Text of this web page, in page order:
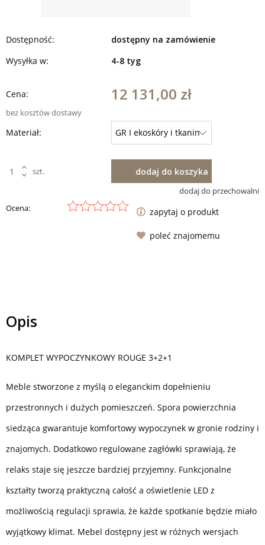
Dostępność:
dostępny na zamówienie
Wysyłka w:
4-8 tyg
Cena: 12 131,00 zł
bez kosztów dostawy
Materiał:
szt. dodaj do koszyka
dodaj do przechowalni
Ocena:
zapytaj o produkt
poleć znajomemu
Opis
KOMPLET WYPOCZYNKOWY ROUGE 3+2+1
Meble stworzone z myślą o eleganckim dopełnieniu
przestronnych i dużych pomieszczeń. Spora powierzchnia
siedząca gwarantuje komfortowy wypoczynek w gronie rodziny i
znajomych. Dodatkowo regulowane zagłówki sprawiają, że
relaks staje się jeszcze bardziej przyjemny. Funkcjonalne
kształty tworzą praktyczną całość a oświetlenie LED z
możliwością regulacji sprawia, że każde spotkanie będzie miało
wyjątkowy klimat. Mebel dostępny jest w różnych wersjach